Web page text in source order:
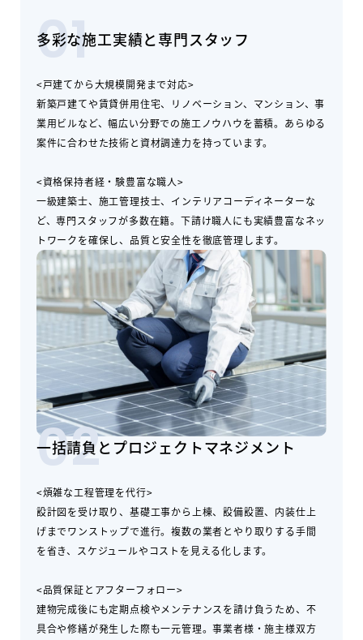
01
多彩な施工実績と専門スタッフ
<戸建てから大規模開発まで対応>
新築戸建てや賃貸併用住宅、リノベーション、マンション、事
業用ビルなど、幅広い分野での施工ノウハウを蓄積。あらゆる
案件に合わせた技術と資材調達力を持っています。
<資格保持者経・験豊富な職人>
一級建築士、施工管理技士、インテリアコーディネーターな
ど、専門スタッフが多数在籍。下請け職人にも実績豊富なネッ
トワークを確保し、品質と安全性を徹底管理します。
02
一括請負とプロジェクトマネジメント
<煩雑な工程管理を代行>
設計図を受け取り、基礎工事から上棟、設備設置、内装仕上
げまでワンストップで進行。複数の業者とやり取りする手間
を省き、スケジュールやコストを見える化します。
<品質保証とアフターフォロー>
建物完成後にも定期点検やメンテナンスを請け負うため、不
具合や修繕が発生した際も一元管理。事業者様・施主様双方